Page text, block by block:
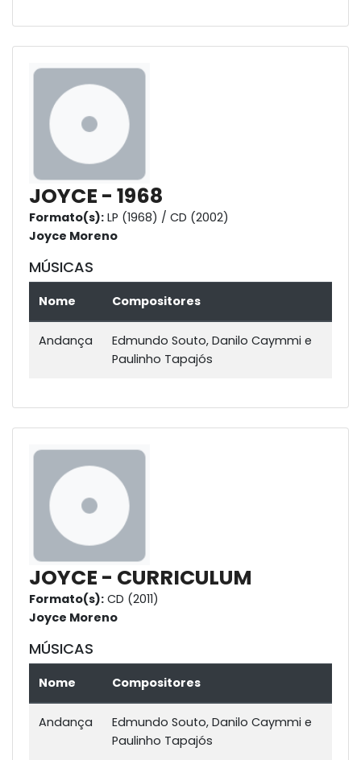
JOYCE - 1968
Formato(s): LP (1968) / CD (2002)
Joyce Moreno
MÚSICAS
Nome Compositores
Andança
Edmundo Souto, Danilo Caymmi e
Paulinho Tapajós
JOYCE - CURRICULUM
Formato(s): CD (2011)
Joyce Moreno
MÚSICAS
Nome Compositores
Andança
Edmundo Souto, Danilo Caymmi e
Paulinho Tapajós